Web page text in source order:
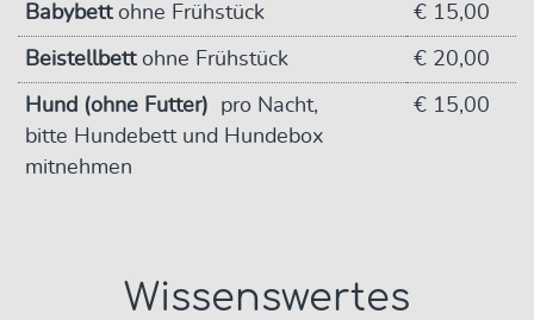
Babybett ohne Frühstück € 15,00
Beistellbettohne Frühstück € 20,00
Hund (ohne Futter)
pro Nacht,
bitte Hundebett und Hundebox
mitnehmen
€ 15,00
Wissenswertes